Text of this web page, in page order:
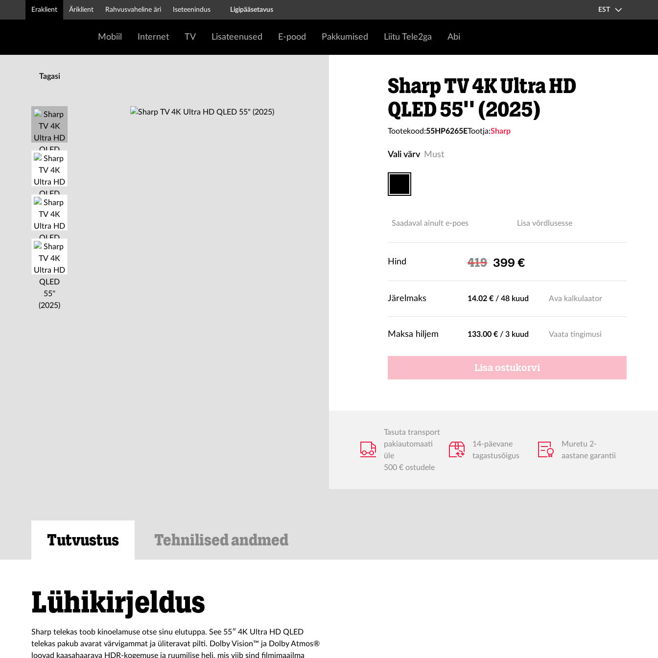
Eraklient Äriklient Rahvusvaheline äri Iseteenindus Ligipääsetavus EST
Mobiil Internet TV Lisateenused E-pood Pakkumised Liitu Tele2ga Abi
Tagasi
Sharp TV 4K Ultra HD
QLED 55'' (2025)
Tootekood:55HP6265ETootja:Sharp
Vali värv Must
Saadaval ainult e-poes Lisa võrdlusesse
Hind 419 Soodushind
399 €
Järelmaks 14.02 € / 48 kuud Ava kalkulaator
Maksa hiljem 133.00 € / 3 kuud Vaata tingimusi
Lisa ostukorvi
Tasuta transport
pakiautomaati
üle
500 € ostudele
14-päevane
tagastusõigus
Muretu 2-
aastane garantii
Tutvustus Tehnilised andmed
Lühikirjeldus
Sharp telekas toob kinoelamuse otse sinu elutuppa. See 55″ 4K Ultra HD QLED
telekas pakub avarat värvigammat ja üliteravat pilti. Dolby Vision™ ja Dolby Atmos®
loovad kaasahaarava HDR-kogemuse ja ruumilise heli, mis viib sind filmimaailma